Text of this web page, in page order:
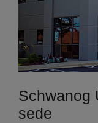
Schwanog
sede